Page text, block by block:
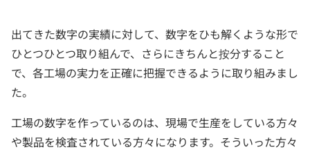
出てきた数字の実績に対して、数字をひも解くような形で
ひとつひとつ取り組んで、さらにきちんと按分すること
で、各工場の実力を正確に把握できるように取り組みまし
た。
工場の数字を作っているのは、現場で生産をしている方々
や製品を検査されている方々になります。そういった方々